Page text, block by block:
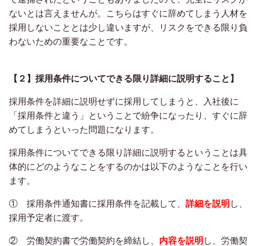
ないとは言えませんが。こちらはすぐに辞めてしまう人材を
採用しないこととは少し違いますが、リスクをできる限り負
わないための重要なことです。
【２】採用条件についてできる限り詳細に説明すること】
採用条件を詳細に説明せずに採用してしまうと、入社後に
「採用条件と違う」ということで紛争になったり、すぐに辞
めてしまうといった問題になります。
採用条件についてできる限り詳細に説明するということは具
体的にどのようなことをするのかは以下のようなことを行い
ます。
① 採用条件通知書に採用条件を記載して、 詳細を説明 し、
採用予定者に渡す。
② 労働契約書で労働契約を締結し、 内容を説明 し、労働契